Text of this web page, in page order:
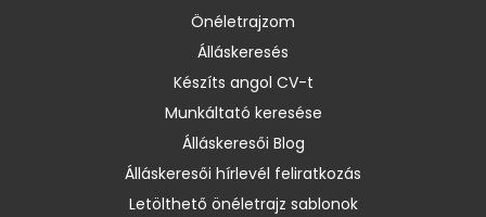
Önéletrajzom
Álláskeresés
Készíts angol CV-t
Munkáltató keresése
Álláskeresői Blog
Álláskeresői hírlevél feliratkozás
Letölthető önéletrajz sablonok